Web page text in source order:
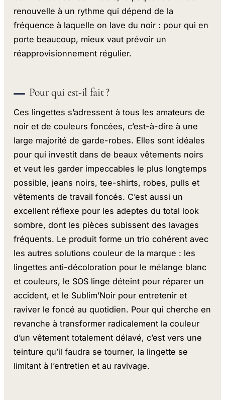
renouvelle à un rythme qui dépend de la
fréquence à laquelle on lave du noir : pour qui en
porte beaucoup, mieux vaut prévoir un
réapprovisionnement régulier.
Pour qui est-il fait ?
Ces lingettes s’adressent à tous les amateurs de
noir et de couleurs foncées, c’est-à-dire à une
large majorité de garde-robes. Elles sont idéales
pour qui investit dans de beaux vêtements noirs
et veut les garder impeccables le plus longtemps
possible, jeans noirs, tee-shirts, robes, pulls et
vêtements de travail foncés. C’est aussi un
excellent réflexe pour les adeptes du total look
sombre, dont les pièces subissent des lavages
fréquents. Le produit forme un trio cohérent avec
les autres solutions couleur de la marque : les
lingettes anti-décoloration pour le mélange blanc
et couleurs, le SOS linge déteint pour réparer un
accident, et le Sublim’Noir pour entretenir et
raviver le foncé au quotidien. Pour qui cherche en
revanche à transformer radicalement la couleur
d’un vêtement totalement délavé, c’est vers une
teinture qu’il faudra se tourner, la lingette se
limitant à l’entretien et au ravivage.